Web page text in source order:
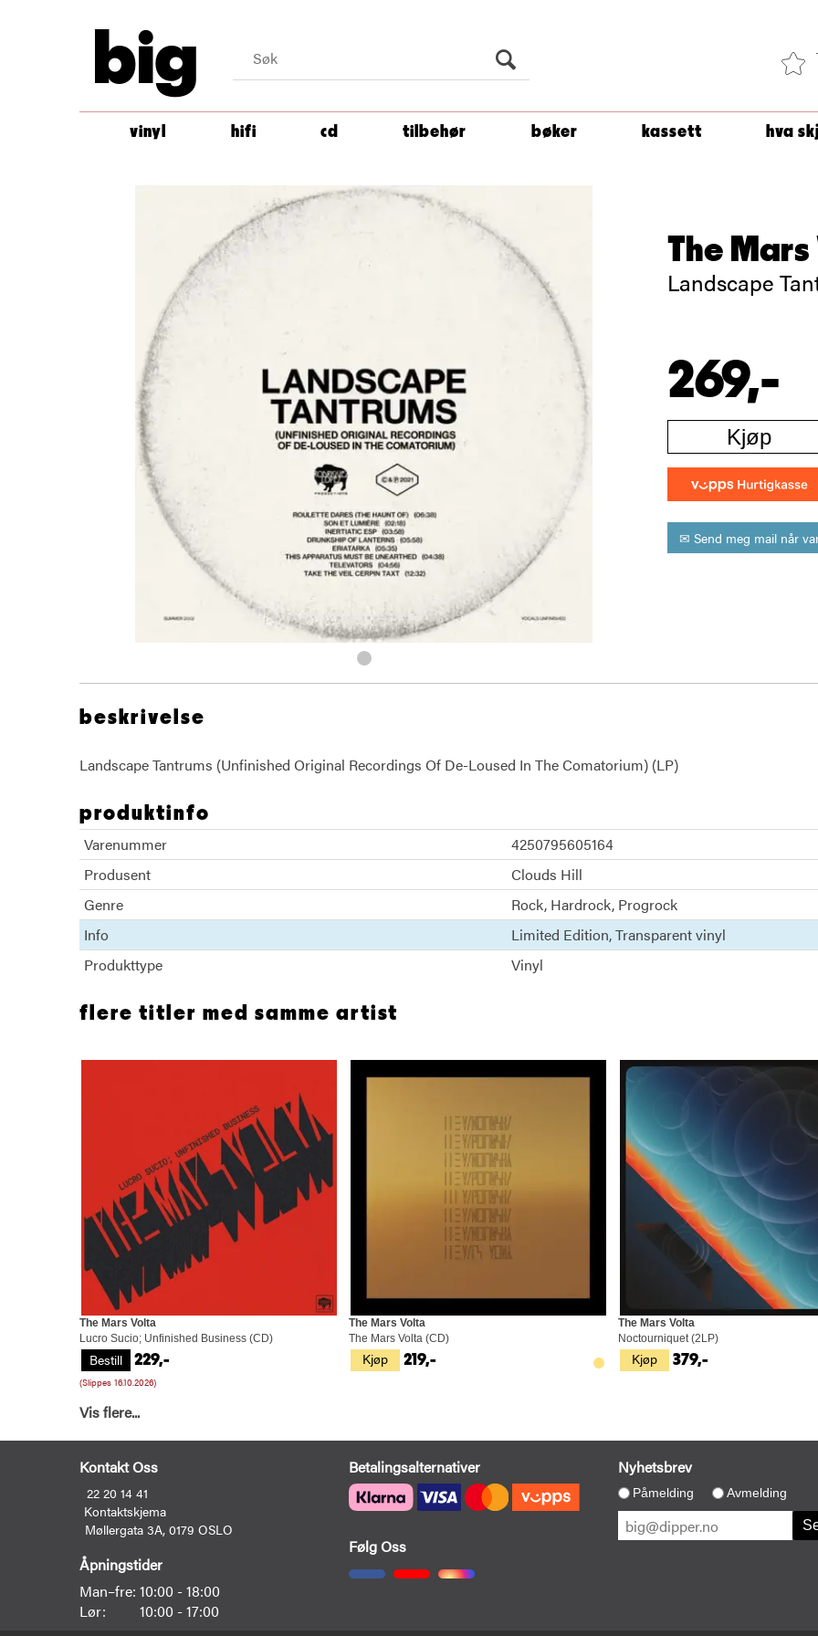
big
vinyl hifi cd tilbehør bøker kassett hva
The
Landscape
269,-
Kjøp
✉ Send meg mail når
beskrivelse
Landscape Tantrums (Unfinished Original Recordings Of De-Loused In The Comatorium) (LP)
produktinfo
Varenummer
4250795605164
Produsent
Clouds Hill
Genre
Rock Hardrock Progrock
Info
Limited Edition Transparent vinyl
Produkttype
Vinyl
flere titler med samme artist
Bestill
The Mars Volta
Lucro Sucio; Unfinished Business (CD)
(Slippes 16.10.2026)
229,- Kjøp
The Mars Volta
The Mars Volta (CD)
219,- Kjøp
The Mars Volta
Noctourniquet (2LP)
379,-
Vis flere...
Kontakt Oss
22 20 14 41
Kontaktskjema
Møllergata 3A, 0179 OSLO
Åpningstider
Man–fre: 10:00 - 18:00
Lør:
10:00 - 17:00
Betalingsalternativer
Følg Oss
Nyhetsbrev
Påmelding Avmelding